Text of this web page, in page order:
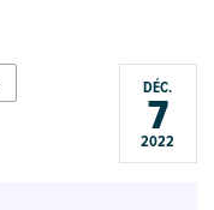
DÉC.
7
2022